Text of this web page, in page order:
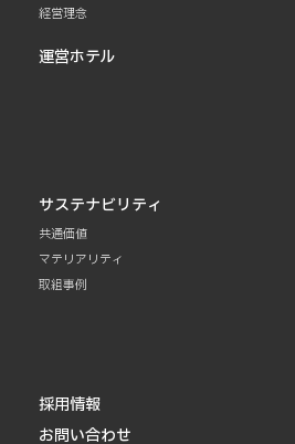
経営理念
運営ホテル
サステナビリティ
共通価値
マテリアリティ
取組事例
採用情報
お問い合わせ